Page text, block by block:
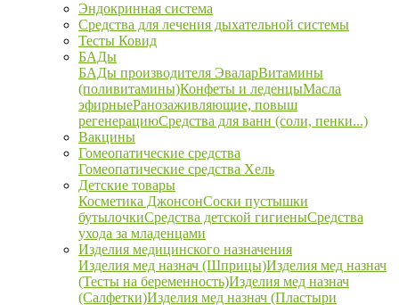
Эндокринная система
Средства для лечения дыхательной системы
Тесты Ковид
БАДы
БАДы производителя ЭваларВитамины
(поливитамины)Конфеты и леденцыМасла
эфирныеРанозаживляющие, повыш
регенерациюСредства для ванн (соли, пенки...)
Вакцины
Гомеопатические средства
Гомеопатические средства Хель
Детские товары
Косметика ДжонсонСоски пустышки
бутылочкиСредства детской гигиеныСредства
ухода за младенцами
Изделия медицинского назначения
Изделия мед назнач (Шприцы)Изделия мед назнач
(Тесты на беременность)Изделия мед назнач
(Салфетки)Изделия мед назнач (Пластыри